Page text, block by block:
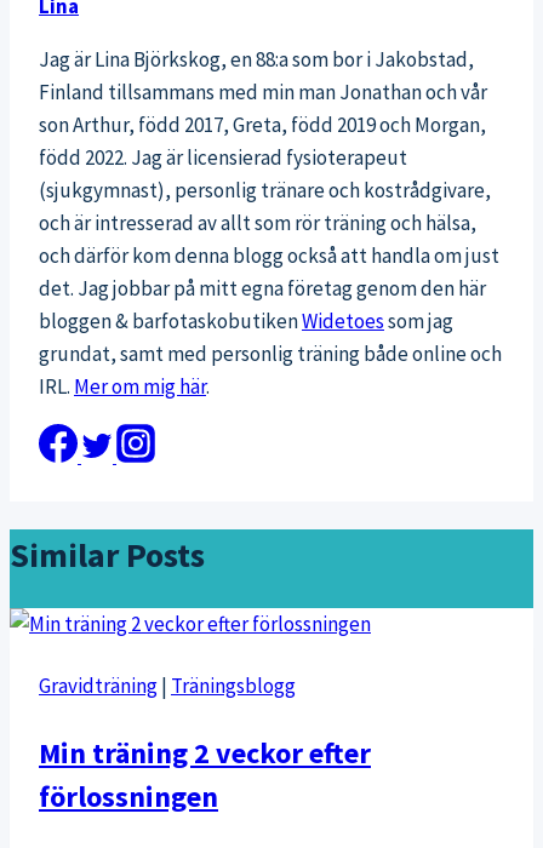
Lina
Jag är Lina Björkskog, en 88:a som bor i Jakobstad,
Finland tillsammans med min man Jonathan och vår
son Arthur, född 2017, Greta, född 2019 och Morgan,
född 2022. Jag är licensierad fysioterapeut
(sjukgymnast), personlig tränare och kostrådgivare,
och är intresserad av allt som rör träning och hälsa,
och därför kom denna blogg också att handla om just
det. Jag jobbar på mitt egna företag genom den här
bloggen & barfotaskobutikenWidetoessom jag
grundat, samt med personlig träning både online och
IRL. Mer om mig här.
Similar Posts
Gravidträning| Träningsblogg
Min träning 2 veckor efter
förlossningen